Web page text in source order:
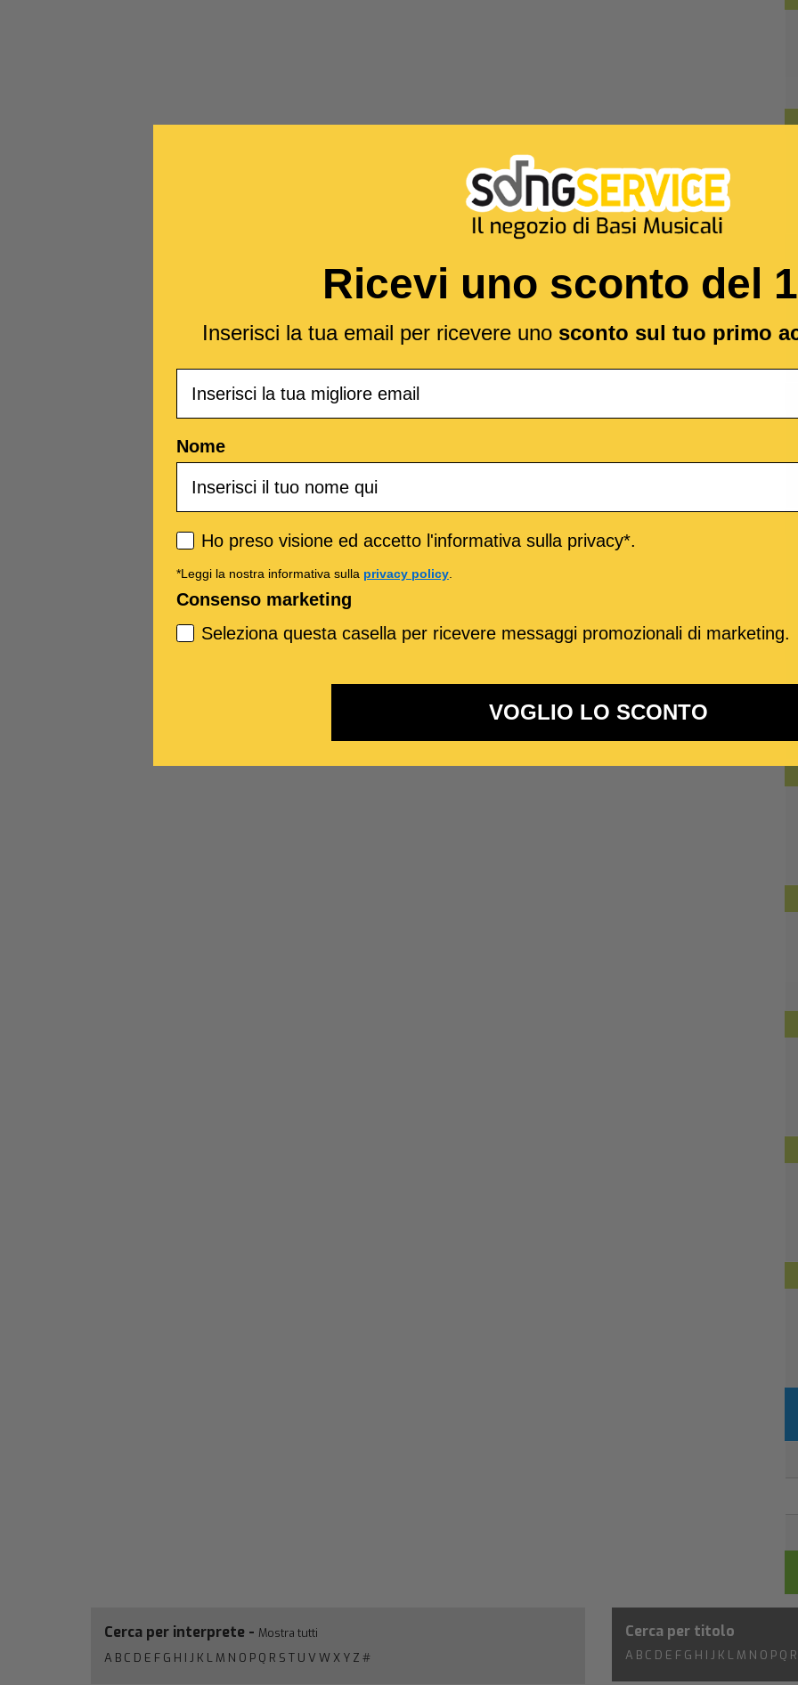
Cerca per interprete - Mostra tutti
A B C D E F G H I J K L M N O P Q R S T U V W X Y Z #
Cerca per titolo
A B C D E F G H I J K L M N O P Q R
Ricevi uno sconto del
Inserisci la tua email per ricevere uno sconto sul tuo primo
Nome
Privacy policy
Ho preso visione ed accetto l'informativa sulla privacy*.
*Leggi la nostra informativa sulla privacy policy.
Consenso marketing
Seleziona questa casella per ricevere messaggi promozionali di marketing.
VOGLIO LO SCONTO